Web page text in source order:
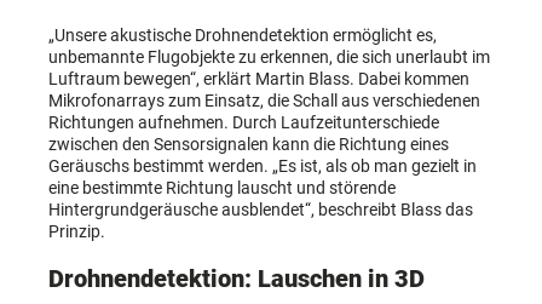
„Unsere akustische Drohnendetektion ermöglicht es,
unbemannte Flugobjekte zu erkennen, die sich unerlaubt im
Luftraum bewegen“, erklärt Martin Blass. Dabei kommen
Mikrofonarrays zum Einsatz, die Schall aus verschiedenen
Richtungen aufnehmen. Durch Laufzeitunterschiede
zwischen den Sensorsignalen kann die Richtung eines
Geräuschs bestimmt werden. „Es ist, als ob man gezielt in
eine bestimmte Richtung lauscht und störende
Hintergrundgeräusche ausblendet“, beschreibt Blass das
Prinzip.
Drohnendetektion: Lauschen in 3D